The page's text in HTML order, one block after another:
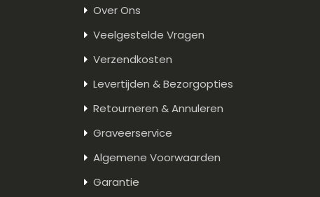
Over Ons
Veelgestelde Vragen
Verzendkosten
Levertijden & Bezorgopties
Retourneren & Annuleren
Graveerservice
Algemene Voorwaarden
Garantie